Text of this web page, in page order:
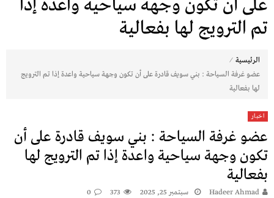
على أن تكون وجهة سياحية واعدة إذا
تم الترويج لها بفعالية
الرئيسية ⁄
عضو غرفة السياحة : بني سويف قادرة على أن تكون وجهة سياحية واعدة إذا تم الترويج
لها بفعالية
اخبار
عضو غرفة السياحة : بني سويف قادرة على أن
تكون وجهة سياحية واعدة إذا تم الترويج لها
بفعالية
Hadeer Ahmad سبتمبر 25, 2025 373
0